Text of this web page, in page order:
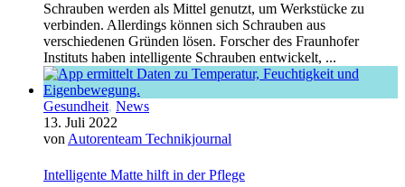
Schrauben werden als Mittel genutzt, um Werkstücke zu
verbinden. Allerdings können sich Schrauben aus
verschiedenen Gründen lösen. Forscher des Fraunhofer
Instituts haben intelligente Schrauben entwickelt, ...
Gesundheit, News
13. Juli 2022
von Autorenteam Technikjournal
Intelligente Matte hilft in der Pflege